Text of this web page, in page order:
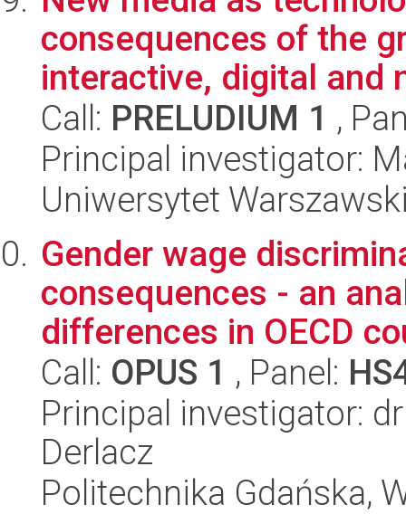
consequences of the
interactive, digital and
Call: PRELUDIUM 1 ,
Principal investigator:
Uniwersytet
Gender wage
consequences - an
differences in OECD
Call: OPUS 1 , Panel:
Principal investigator:
Derlacz
Politechnika Gdańska,